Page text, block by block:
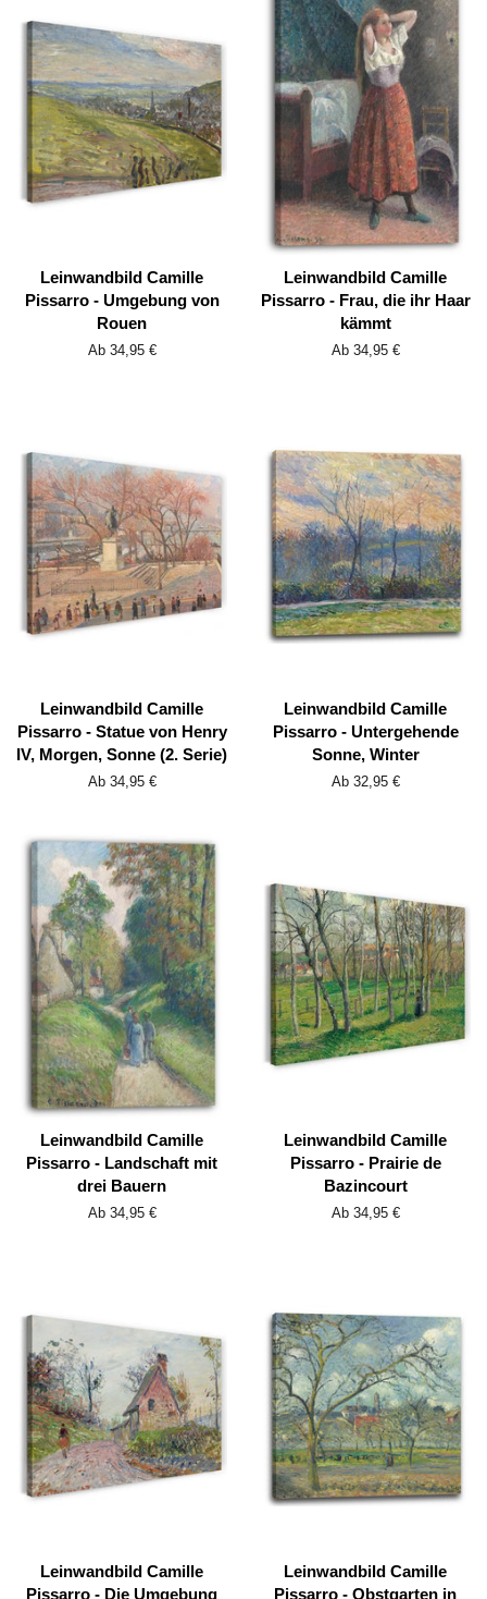
Leinwandbild Camille
Pissarro - Umgebung von
Rouen
Ab 34,95 €
Leinwandbild Camille
Pissarro - Frau, die ihr Haar
kämmt
Ab 34,95 €
Leinwandbild Camille
Pissarro - Statue von Henry
IV, Morgen, Sonne (2. Serie)
Ab 34,95 €
Leinwandbild Camille
Pissarro - Untergehende
Sonne, Winter
Ab 32,95 €
Leinwandbild Camille
Pissarro - Landschaft mit
drei Bauern
Ab 34,95 €
Leinwandbild Camille
Pissarro - Prairie de
Bazincourt
Ab 34,95 €
Leinwandbild Camille
Pissarro - Die Umgebung
Leinwandbild Camille
Pissarro - Obstgarten in